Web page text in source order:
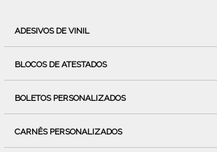
ADESIVOS DE VINIL
BLOCOS DE ATESTADOS
BOLETOS PERSONALIZADOS
CARNÊS PERSONALIZADOS